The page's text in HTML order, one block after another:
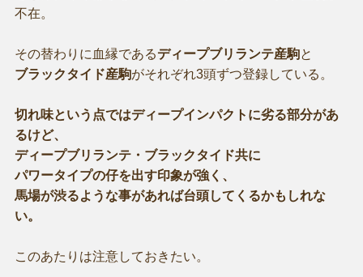
不在。
その替わりに血縁であるディープブリランテ産駒と
ブラックタイド産駒がそれぞれ3頭ずつ登録している。
切れ味という点ではディープインパクトに劣る部分があ
るけど、
ディープブリランテ・ブラックタイド共に
パワータイプの仔を出す印象が強く、
馬場が渋るような事があれば台頭してくるかもしれな
い。
このあたりは注意しておきたい。